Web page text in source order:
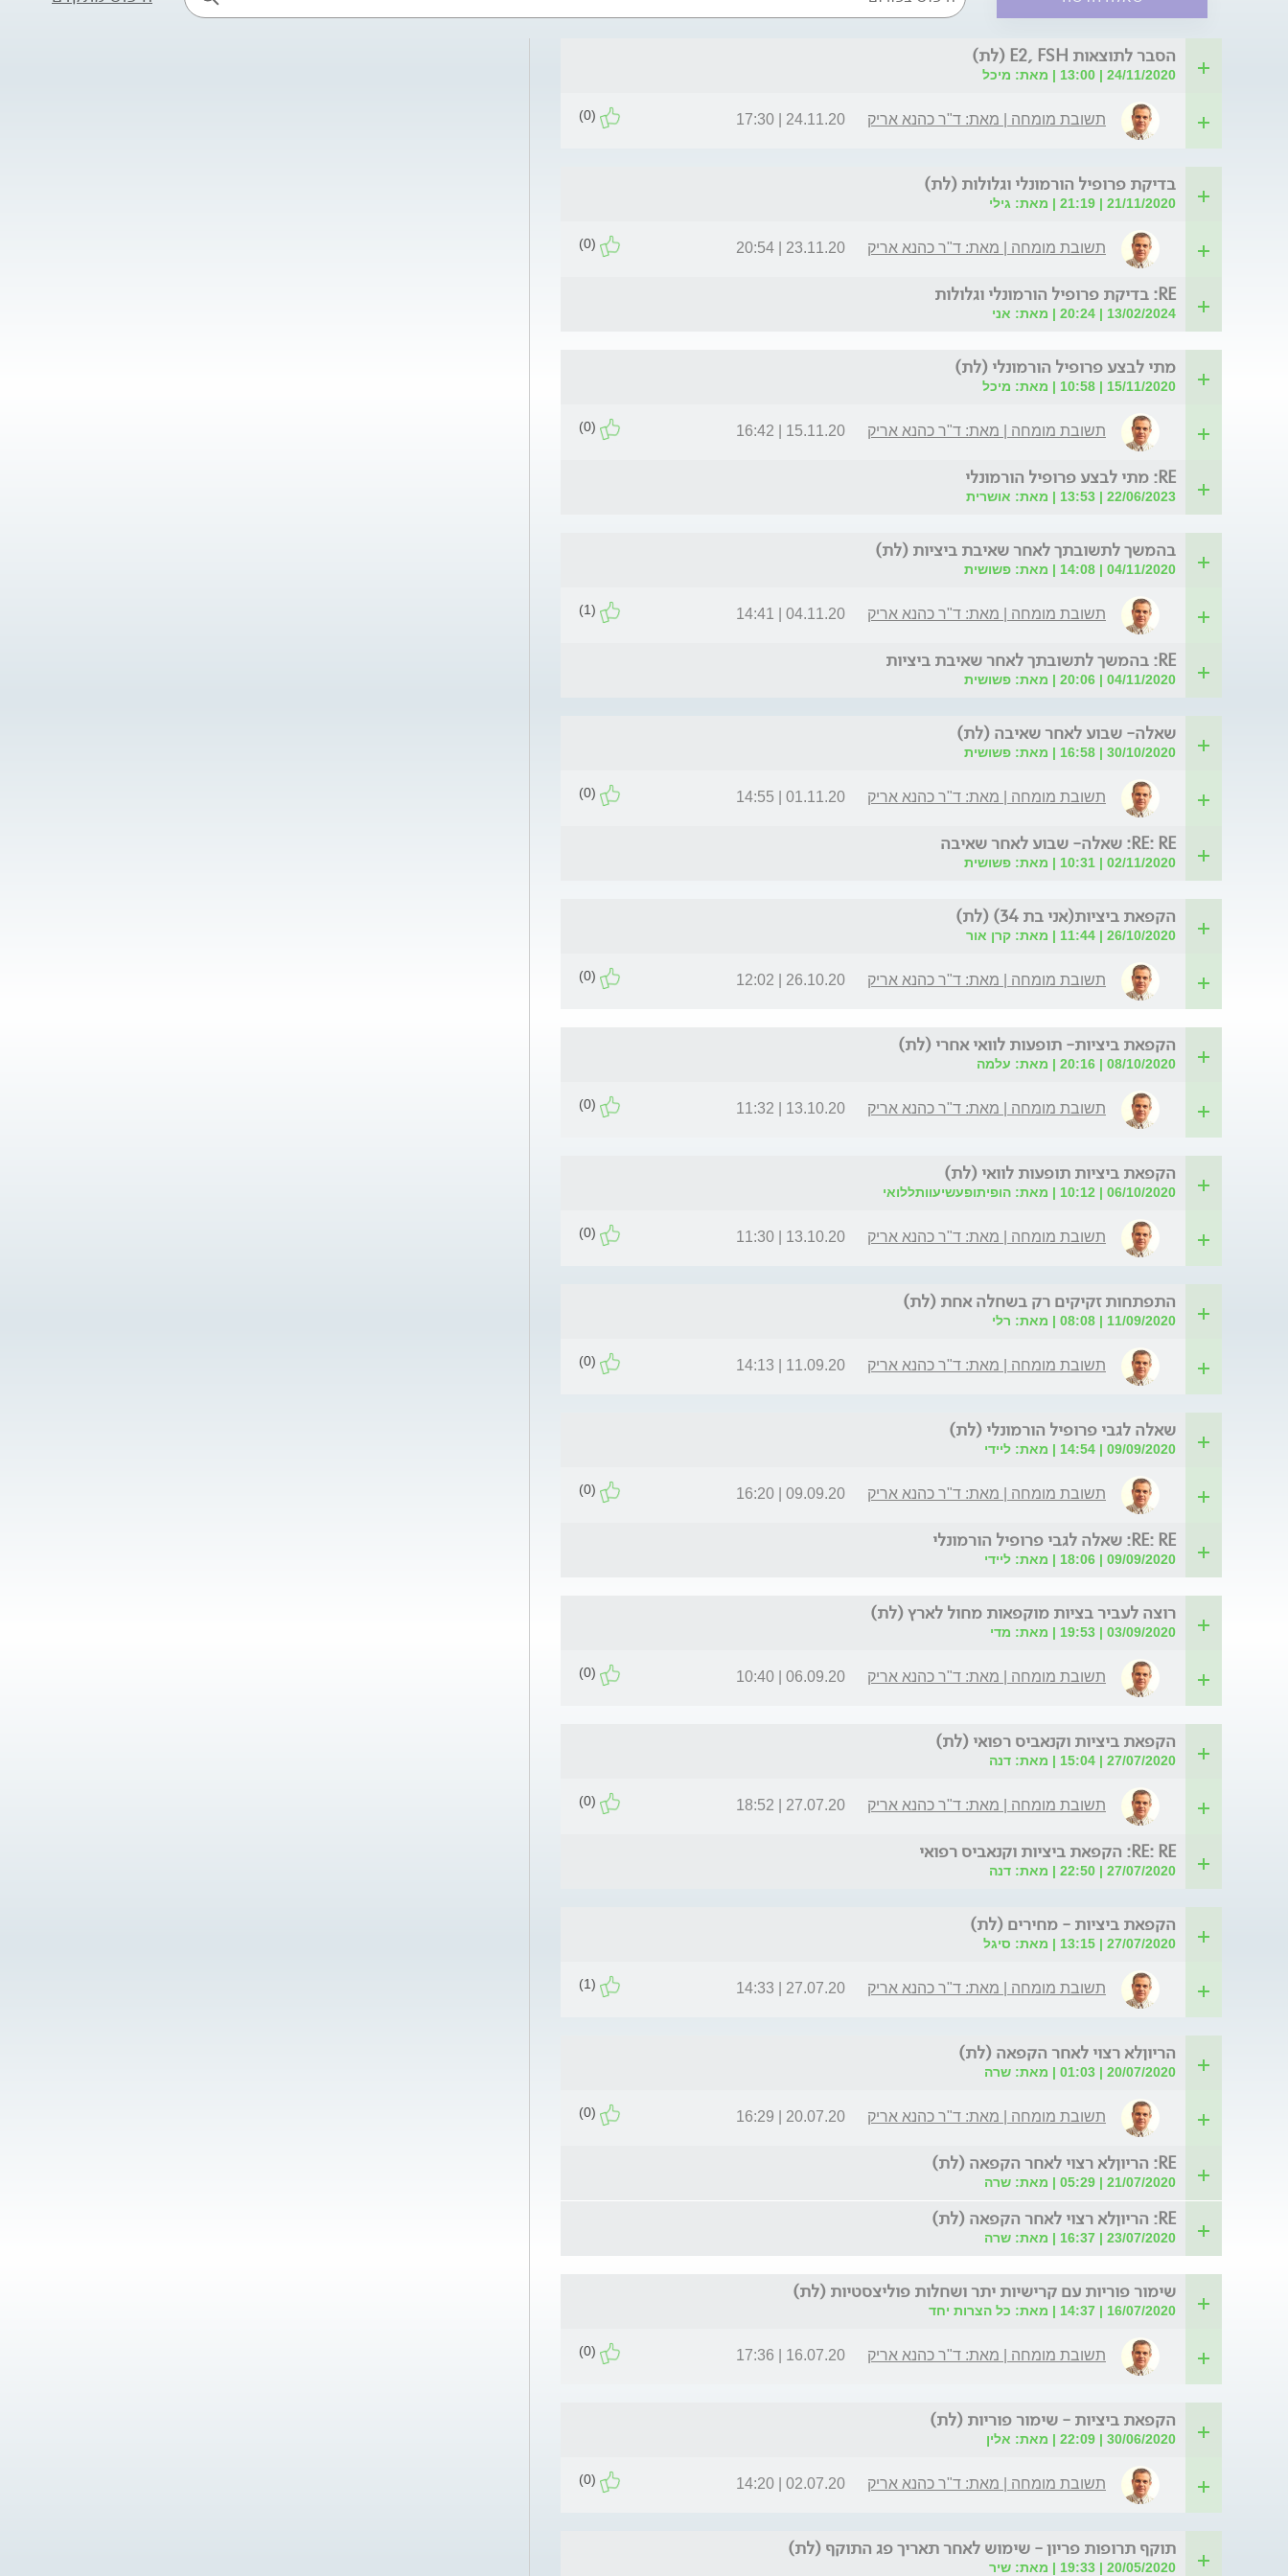
הסבר לתוצאות E2, FSH (לת)
24/11/2020 | 13:00 | מאת: מיכל
תשובת מומחה | מאת: ד"ר כהנא אריק 24.11.20 | 17:30
(0)
בדיקת פרופיל הורמונלי וגלולות (לת)
21/11/2020 | 21:19 | מאת: גילי
תשובת מומחה | מאת: ד"ר כהנא אריק 23.11.20 | 20:54
(0)
RE: בדיקת פרופיל הורמונלי וגלולות
13/02/2024 | 20:24 | מאת: אני
מתי לבצע פרופיל הורמונלי (לת)
15/11/2020 | 10:58 | מאת: מיכל
תשובת מומחה | מאת: ד"ר כהנא אריק 15.11.20 | 16:42
(0)
RE: מתי לבצע פרופיל הורמונלי
22/06/2023 | 13:53 | מאת: אושרית
בהמשך לתשובתך לאחר שאיבת ביציות (לת)
04/11/2020 | 14:08 | מאת: פשושית
תשובת מומחה | מאת: ד"ר כהנא אריק 04.11.20 | 14:41
(1)
RE: בהמשך לתשובתך לאחר שאיבת ביציות
04/11/2020 | 20:06 | מאת: פשושית
שאלה- שבוע לאחר שאיבה (לת)
30/10/2020 | 16:58 | מאת: פשושית
תשובת מומחה | מאת: ד"ר כהנא אריק 01.11.20 | 14:55
(0)
RE: RE: שאלה- שבוע לאחר שאיבה
02/11/2020 | 10:31 | מאת: פשושית
הקפאת ביציות(אני בת 34) (לת)
26/10/2020 | 11:44 | מאת: קרן אור
תשובת מומחה | מאת: ד"ר כהנא אריק 26.10.20 | 12:02
(0)
הקפאת ביציות- תופעות לוואי אחרי (לת)
08/10/2020 | 20:16 | מאת: עלמה
תשובת מומחה | מאת: ד"ר כהנא אריק 13.10.20 | 11:32
(0)
הקפאת ביציות תופעות לוואי (לת)
06/10/2020 | 10:12 | מאת: הופיתופעשיעוותללואי
תשובת מומחה | מאת: ד"ר כהנא אריק 13.10.20 | 11:30
(0)
התפתחות זקיקים רק בשחלה אחת (לת)
11/09/2020 | 08:08 | מאת: רלי
תשובת מומחה | מאת: ד"ר כהנא אריק 11.09.20 | 14:13
(0)
שאלה לגבי פרופיל הורמונלי (לת)
09/09/2020 | 14:54 | מאת: ליידי
תשובת מומחה | מאת: ד"ר כהנא אריק 09.09.20 | 16:20
(0)
RE: RE: שאלה לגבי פרופיל הורמונלי
09/09/2020 | 18:06 | מאת: ליידי
רוצה לעביר בציות מוקפאות מחול לארץ (לת)
03/09/2020 | 19:53 | מאת: מדי
תשובת מומחה | מאת: ד"ר כהנא אריק 06.09.20 | 10:40
(0)
הקפאת ביציות וקנאביס רפואי (לת)
27/07/2020 | 15:04 | מאת: דנה
תשובת מומחה | מאת: ד"ר כהנא אריק 27.07.20 | 18:52
(0)
RE: RE: הקפאת ביציות וקנאביס רפואי
27/07/2020 | 22:50 | מאת: דנה
הקפאת ביציות - מחירים (לת)
27/07/2020 | 13:15 | מאת: סיגל
תשובת מומחה | מאת: ד"ר כהנא אריק 27.07.20 | 14:33
(1)
הריוןלא רצוי לאחר הקפאה (לת)
20/07/2020 | 01:03 | מאת: שרה
תשובת מומחה | מאת: ד"ר כהנא אריק 20.07.20 | 16:29
(0)
RE: הריוןלא רצוי לאחר הקפאה (לת)
21/07/2020 | 05:29 | מאת: שרה
RE: הריוןלא רצוי לאחר הקפאה (לת)
23/07/2020 | 16:37 | מאת: שרה
שימור פוריות עם קרישיות יתר ושחלות פוליצסטיות (לת)
16/07/2020 | 14:37 | מאת: כל הצרות יחד
תשובת מומחה | מאת: ד"ר כהנא אריק 16.07.20 | 17:36
(0)
הקפאת ביציות - שימור פוריות (לת)
30/06/2020 | 22:09 | מאת: אלין
תשובת מומחה | מאת: ד"ר כהנא אריק 02.07.20 | 14:20
(0)
תוקף תרופות פריון - שימוש לאחר תאריך פג התוקף (לת)
20/05/2020 | 19:33 | מאת: שיר